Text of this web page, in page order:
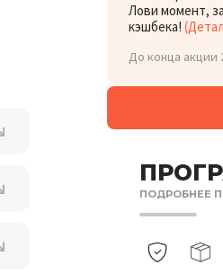
Лови момент,
кэшбека!
До конца акции
ПОДРОБНЕЕ